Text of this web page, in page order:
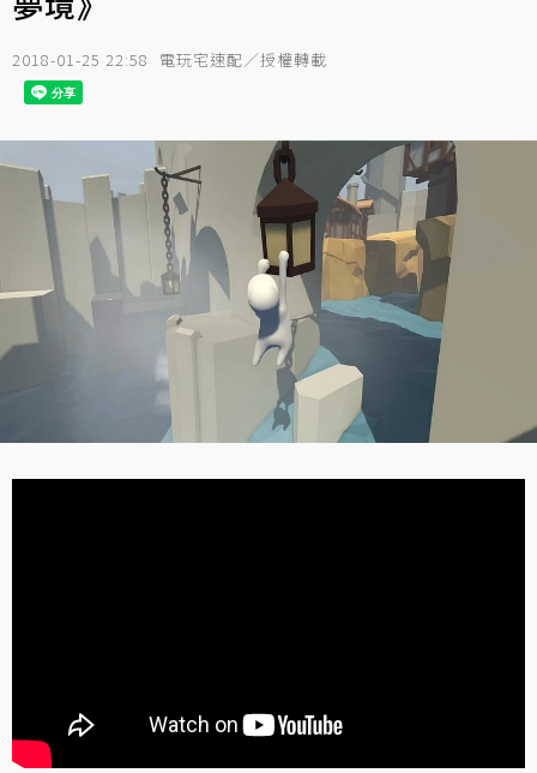
2018-01-25 22:58 電玩宅速配／授權轉載